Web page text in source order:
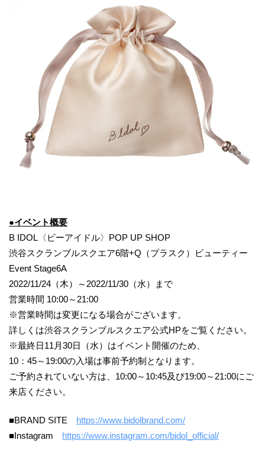
●イベント概要
B IDOL〈ビーアイドル〉POP UP SHOP
渋谷スクランブルスクエア6階+Q（プラスク）ビューティー
Event Stage6A
2022/11/24（木）～2022/11/30（水）まで
営業時間 10:00～21:00
※営業時間は変更になる場合がございます。
詳しくは渋谷スクランブルスクエア公式HPをご覧ください。
※最終日11月30日（水）はイベント開催のため、
10：45～19:00の入場は事前予約制となります。
ご予約されていない方は、10:00～10:45及び19:00～21:00にご
来店ください。
■BRAND SITE https://www.bidolbrand.com/
■Instagram https://www.instagram.com/bidol_official/